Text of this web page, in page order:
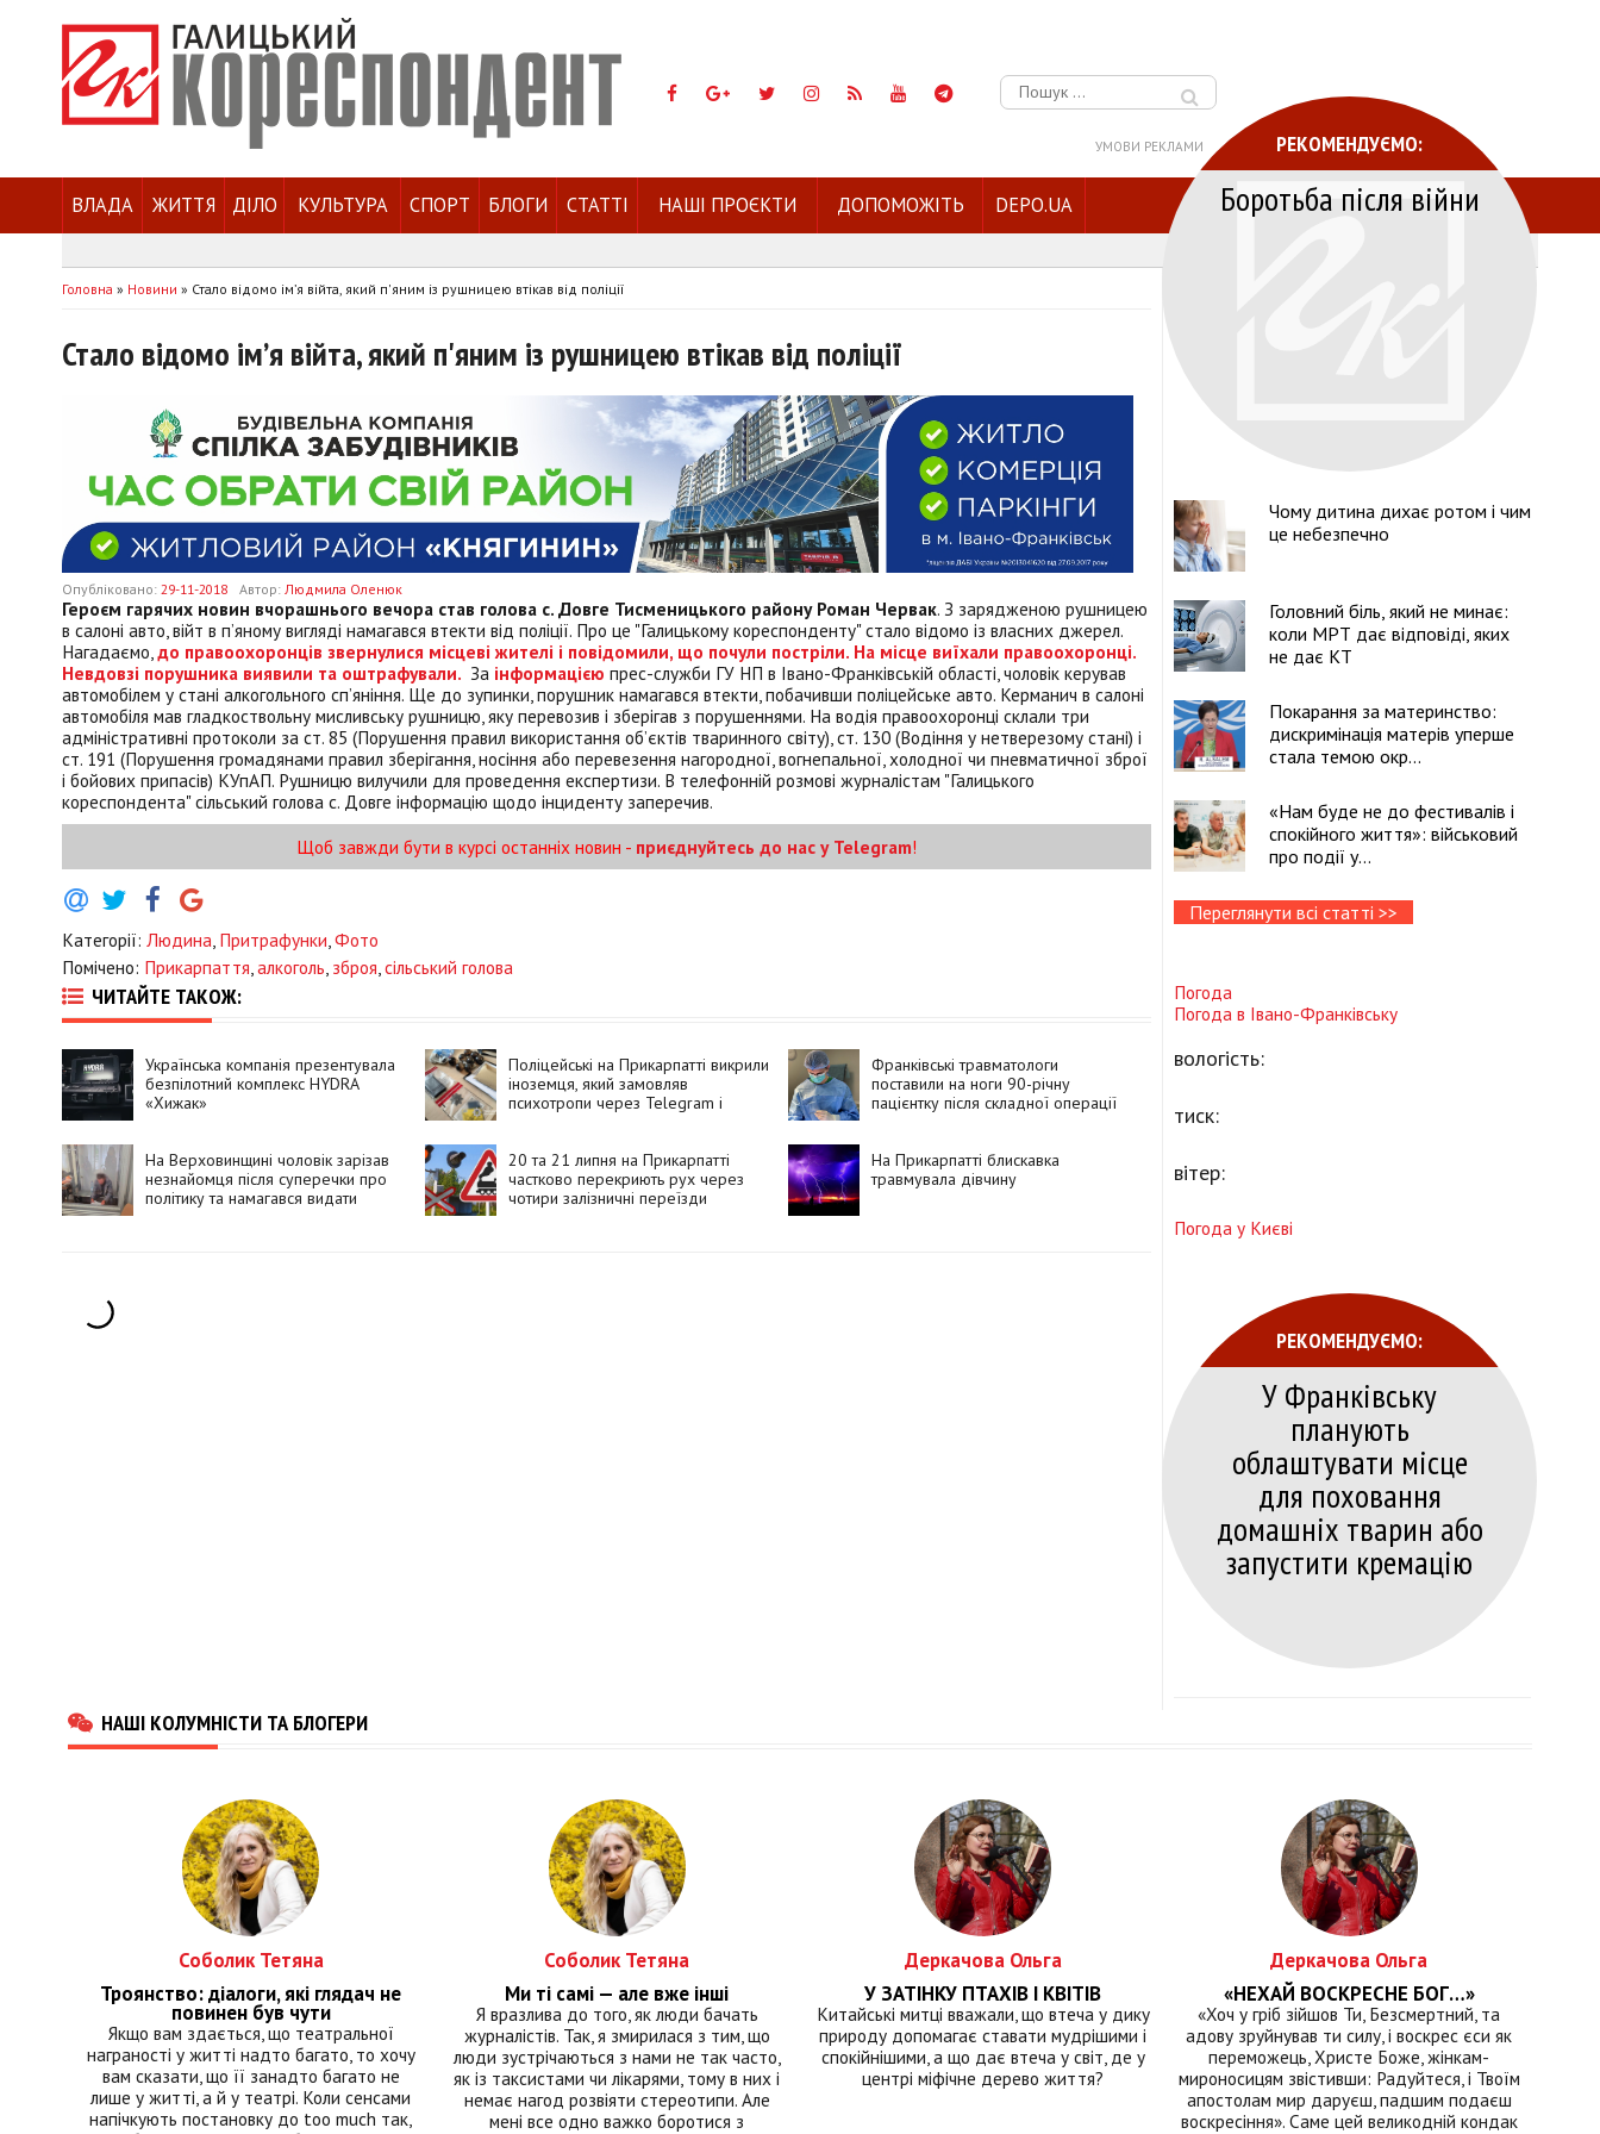
Пошук:
УМОВИ РЕКЛАМИ
ВЛАДА ЖИТТЯ ДІЛО КУЛЬТУРА СПОРТ БЛОГИ СТАТТІ НАШІ ПРОЄКТИ ДОПОМОЖІТЬ DEPO.UA
Головна » Новини » Стало відомо ім’я війта, який п'яним із рушницею втікав від поліції
Стало відомо ім’я війта, який п'яним із рушницею втікав від поліції
Опубліковано: 29-11-2018 Автор: Людмила Оленюк
Героєм гарячих новин вчорашнього вечора став голова с. Довге Тисменицького району Роман Червак. З зарядженою рушницею
в салоні авто, війт в п’яному вигляді намагався втекти від поліції. Про це "Галицькому кореспонденту" стало відомо із власних джерел.
Нагадаємо, до правоохоронців звернулися місцеві жителі і повідомили, що почули постріли. На місце виїхали правоохоронці.
Невдовзі порушника виявили та оштрафували. За інформацією прес-служби ГУ НП в Івано-Франківській області, чоловік керував
автомобілем у стані алкогольного сп’яніння. Ще до зупинки, порушник намагався втекти, побачивши поліцейське авто. Керманич в салоні
автомобіля мав гладкоствольну мисливську рушницю, яку перевозив і зберігав з порушеннями. На водія правоохоронці склали три
адміністративні протоколи за ст. 85 (Порушення правил використання об’єктів тваринного світу), ст. 130 (Водіння у нетверезому стані) і
ст. 191 (Порушення громадянами правил зберігання, носіння або перевезення нагородної, вогнепальної, холодної чи пневматичної зброї
і бойових припасів) КУпАП. Рушницю вилучили для проведення експертизи. В телефонній розмові журналістам "Галицького
кореспондента" сільський голова с. Довге інформацію щодо інциденту заперечив.
Щоб завжди бути в курсі останніх новин - приєднуйтесь до нас у Telegram!
Категорії: Людина, Притрафунки,Фото
Помічено: Прикарпаття,алкоголь, зброя,сільський голова
ЧИТАЙТЕ ТАКОЖ:
Українська компанія презентувала
безпілотний комплекс HYDRA
«Хижак»
Поліцейські на Прикарпатті викрили
іноземця, який замовляв
психотропи через Telegram і
Франківські травматологи
поставили на ноги 90-річну
пацієнтку після складної операції
На Верховинщині чоловік зарізав
незнайомця після суперечки про
політику та намагався видати
20 та 21 липня на Прикарпатті
частково перекриють рух через
чотири залізничні переїзди
На Прикарпатті блискавка
травмувала дівчину
РЕКОМЕНДУЄМО:
Боротьба після війни
Чому дитина дихає ротом і чим
це небезпечно
Головний біль, який не минає:
коли МРТ дає відповіді, яких
не дає КТ
Покарання за материнство:
дискримінація матерів уперше
стала темою окр...
«Нам буде не до фестивалів і
спокійного життя»: військовий
про події у...
Переглянути всі статті >>
Погода
Погода в Івано-Франківську
вологість:
тиск:
вітер:
Погода у Києві
РЕКОМЕНДУЄМО:
У Франківську
планують
облаштувати місце
для поховання
домашніх тварин або
запустити кремацію
НАШІ КОЛУМНІСТИ ТА БЛОГЕРИ
Соболик Тетяна
Троянство: діалоги, які глядач не
повинен був чути
Якщо вам здається, що театральної
награності у житті надто багато, то хочу
вам сказати, що її занадто багато не
лише у житті, а й у театрі. Коли сенсами
напічкують постановку до too much так,
Соболик Тетяна
Ми ті самі — але вже інші
Я вразлива до того, як люди бачать
журналістів. Так, я змирилася з тим, що
люди зустрічаються з нами не так часто,
як із таксистами чи лікарями, тому в них і
немає нагод розвіяти стереотипи. Але
мені все одно важко боротися з
Деркачова Ольга
У ЗАТІНКУ ПТАХІВ І КВІТІВ
Китайські митці вважали, що втеча у дику
природу допомагає ставати мудрішими і
спокійнішими, а що дає втеча у світ, де у
центрі міфічне дерево життя?
Деркачова Ольга
«НЕХАЙ ВОСКРЕСНЕ БОГ…»
«Хоч у гріб зійшов Ти, Безсмертний, та
адову зруйнував ти силу, і воскрес єси як
переможець, Христе Боже, жінкам-
мироносицям звістивши: Радуйтеся, і Твоїм
апостолам мир даруєш, падшим подаєш
воскресіння». Саме цей великодній кондак